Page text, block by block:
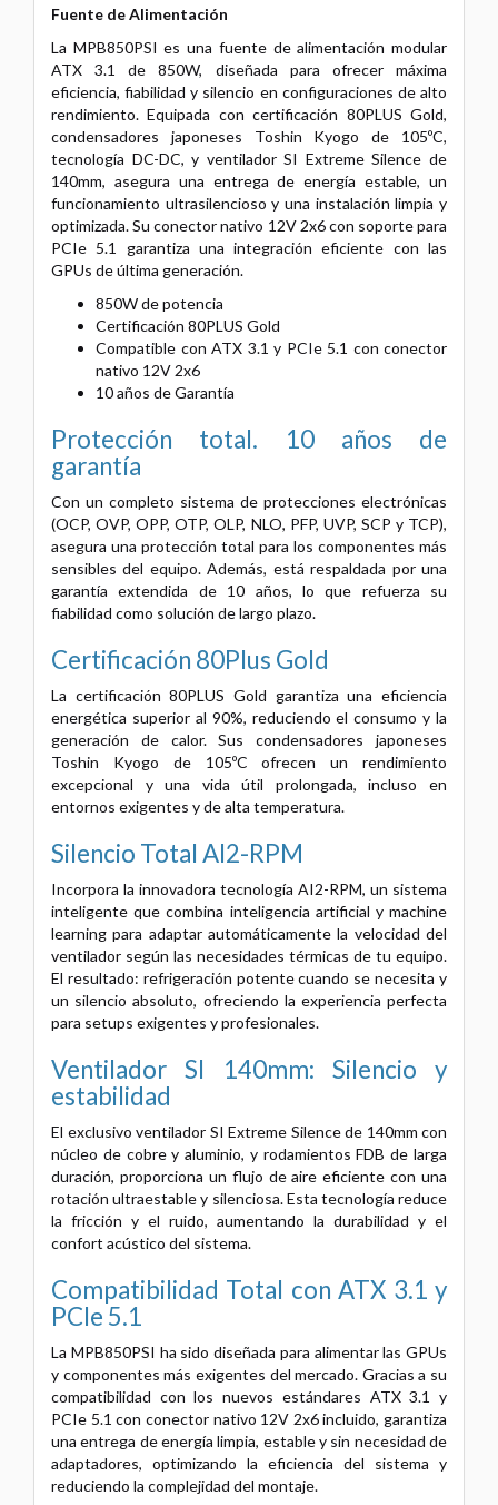
Fuente de Alimentación
La MPB850PSI es una fuente de alimentación modular
ATX 3.1 de 850W, diseñada para ofrecer máxima
eficiencia, fiabilidad y silencio en configuraciones de alto
rendimiento. Equipada con certificación 80PLUS Gold,
condensadores japoneses Toshin Kyogo de 105ºC,
tecnología DC-DC, y ventilador SI Extreme Silence de
140mm, asegura una entrega de energía estable, un
funcionamiento ultrasilencioso y una instalación limpia y
optimizada. Su conector nativo 12V 2x6 con soporte para
PCIe 5.1 garantiza una integración eficiente con las
GPUs de última generación.
850W de potencia
Certificación 80PLUS Gold
Compatible con ATX 3.1 y PCIe 5.1 con conector
nativo 12V 2x6
10 años de Garantía
Protección total. 10 años de
garantía
Con un completo sistema de protecciones electrónicas
(OCP, OVP, OPP, OTP, OLP, NLO, PFP, UVP, SCP y TCP),
asegura una protección total para los componentes más
sensibles del equipo. Además, está respaldada por una
garantía extendida de 10 años, lo que refuerza su
fiabilidad como solución de largo plazo.
Certificación 80Plus Gold
La certificación 80PLUS Gold garantiza una eficiencia
energética superior al 90%, reduciendo el consumo y la
generación de calor. Sus condensadores japoneses
Toshin Kyogo de 105ºC ofrecen un rendimiento
excepcional y una vida útil prolongada, incluso en
entornos exigentes y de alta temperatura.
Silencio Total AI2-RPM
Incorpora la innovadora tecnología AI2-RPM, un sistema
inteligente que combina inteligencia artificial y machine
learning para adaptar automáticamente la velocidad del
ventilador según las necesidades térmicas de tu equipo.
El resultado: refrigeración potente cuando se necesita y
un silencio absoluto, ofreciendo la experiencia perfecta
para setups exigentes y profesionales.
Ventilador SI 140mm: Silencio y
estabilidad
El exclusivo ventilador SI Extreme Silence de 140mm con
núcleo de cobre y aluminio, y rodamientos FDB de larga
duración, proporciona un flujo de aire eficiente con una
rotación ultraestable y silenciosa. Esta tecnología reduce
la fricción y el ruido, aumentando la durabilidad y el
confort acústico del sistema.
Compatibilidad Total con ATX 3.1 y
PCIe 5.1
La MPB850PSI ha sido diseñada para alimentar las GPUs
y componentes más exigentes del mercado. Gracias a su
compatibilidad con los nuevos estándares ATX 3.1 y
PCIe 5.1 con conector nativo 12V 2x6 incluido, garantiza
una entrega de energía limpia, estable y sin necesidad de
adaptadores, optimizando la eficiencia del sistema y
reduciendo la complejidad del montaje.